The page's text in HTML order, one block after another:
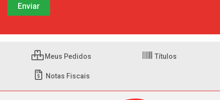
Meus Pedidos Títulos
Notas Fiscais